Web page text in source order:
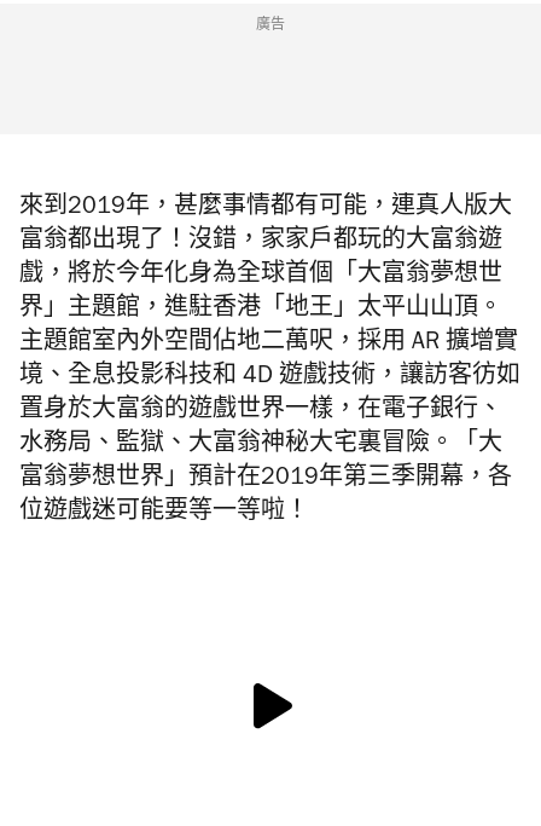
廣告
來到2019年，甚麼事情都有可能，連真人版大
富翁都出現了！沒錯，家家戶都玩的大富翁遊
戲，將於今年化身為全球首個「大富翁夢想世
界」主題館，進駐香港「地王」太平山山頂。
主題館室內外空間佔地二萬呎，採用 AR 擴增實
境、全息投影科技和 4D 遊戲技術，讓訪客彷如
置身於大富翁的遊戲世界一樣，在電子銀行、
水務局、監獄、大富翁神秘大宅裏冒險。「大
富翁夢想世界」預計在2019年第三季開幕，各
位遊戲迷可能要等一等啦！